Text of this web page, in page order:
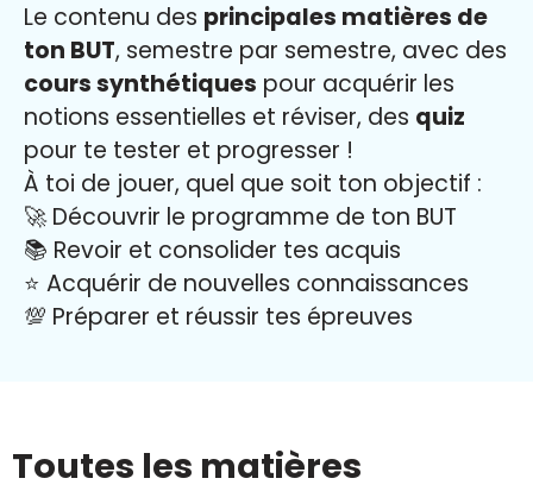
Le contenu des principales matières de
ton BUT, semestre par semestre, avec des
cours synthétiques pour acquérir les
notions essentielles et réviser, des quiz
pour te tester et progresser !
À toi de jouer, quel que soit ton objectif :
🚀 Découvrir le programme de ton BUT
📚 Revoir et consolider tes acquis
⭐️ Acquérir de nouvelles connaissances
💯 Préparer et réussir tes épreuves
Toutes les matières